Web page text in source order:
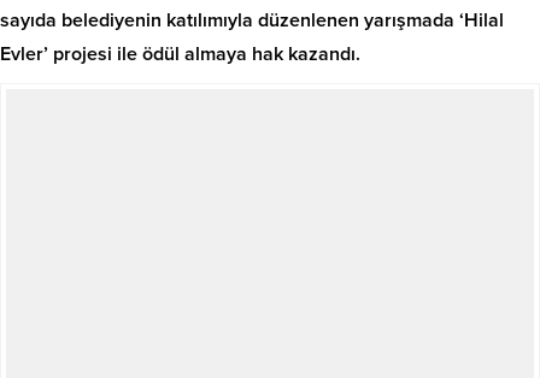
sayıda belediyenin katılımıyla düzenlenen yarışmada ‘Hilal
Evler’ projesi ile ödül almaya hak kazandı.